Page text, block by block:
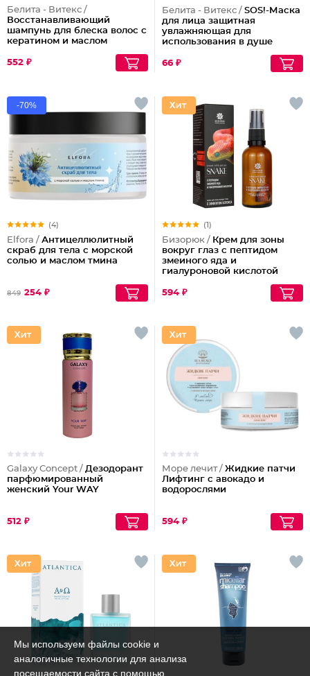
Белита - Витекс /
Восстанавливающий
шампунь для блеска волос с
кератином и маслом
552 ₽
Белита - Витекс / SOS!-Маска
для лица защитная
увлажняющая для
использования в душе
66 ₽
-70%
(4)
Elfora / Антицеллюлитный
скраб для тела с морской
солью и маслом тмина
849 254 ₽
(1)
Бизорюк / Крем для зоны
вокруг глаз с пептидом
змеиного яда и
гиалуроновой кислотой
594 ₽
Galaxy Concept / Дезодорант
парфюмированный
женский Your WAY
512 ₽
Море лечит / Жидкие патчи
Лифтинг с авокадо и
водорослями
594 ₽
Мы используем файлы cookie и
аналогичные технологии для анализа
посещаемости сайта с помощью